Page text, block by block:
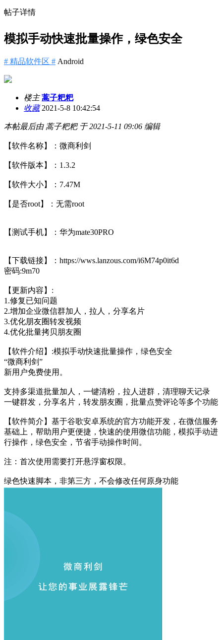
帖子详情
模拟手动快速批量操作，绿色安全
# 精品软件区 # Android
楼主 蒿子粑粑
收藏2021-5-8 10:42:54
本帖最后由 蒿子粑粑 于 2021-5-11 09:06 编辑
【软件名称】：微商利剑
【软件版本】：1.3.2
【软件大小】：7.47M
【是否root】：无需root
【测试手机】：华为mate30PRO
【下载链接】：https://wws.lanzous.com/i6M74p0it6d
密码:9m70
【更新内容】:
1.修复已知问题
2.增加企业微信群加人，拉人，分享名片
3.优化朋友圈转发视频
4.优化批量拷贝朋友圈
【软件介绍】:模拟手动快速批量操作，绿色安全
“微商利剑”
新用户免费使用。
支持多渠道批量加人，一键清粉，拉人进群，清理聊天记录
一键群发，分享名片，转发朋友圈，批量点赞评论等多个功能
【软件简介】基于谷歌安卓系统的官方功能开发，在微信服务
基础上，帮助用户更便捷，快速的使用微信功能，模拟手动进
行操作，绿色安全，节省手动操作时间。
注：首次使用需要打开悬浮窗权限。
绿色快速脚本，非第三方，不会修改任何原身功能